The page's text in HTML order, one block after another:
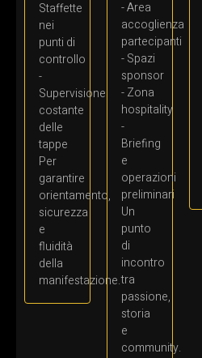
Staffette
nei
punti di
controllo
-
Supervisione
costante
delle
tappe
Per
garantire
orientamento,
sicurezza
e
fluidità
della
manifestazione.
- Area
accoglienza
partecipanti
- Spazi
sponsor
- Zona
hospitality
-
Briefing
e
operazioni
preliminari
Un
punto
di
incontro
tra
passione,
storia
e
community.